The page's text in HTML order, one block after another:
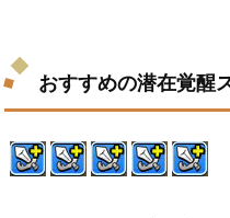
おすすめの潜在覚醒